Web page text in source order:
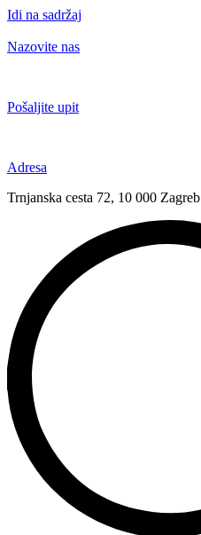
Idi na sadržaj
Nazovite nas
Pošaljite upit
Adresa
Trnjanska cesta 72, 10 000 Zagreb